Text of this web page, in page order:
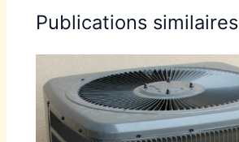
Publications similaires